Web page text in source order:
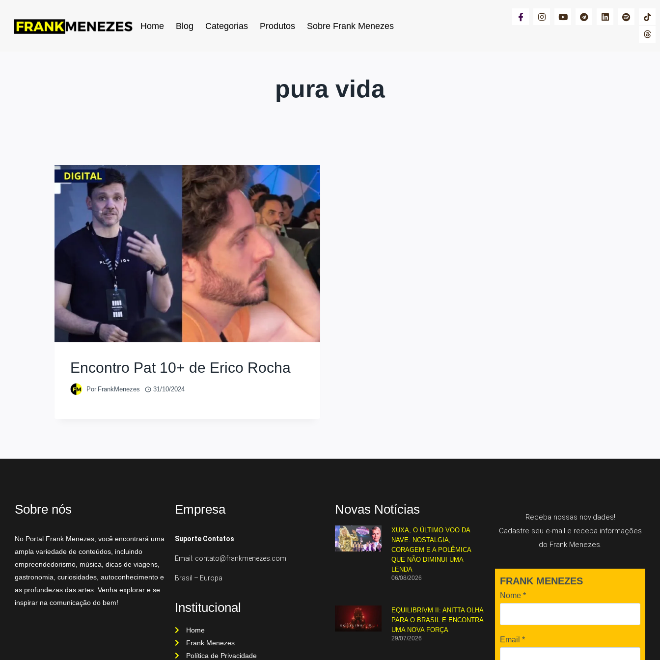
Home Blog Categorias Produtos Sobre Frank Menezes
pura vida
Encontro Pat 10+ de Erico Rocha
Por FrankMenezes 31/10/2024
Sobre nós
No Portal Frank Menezes, você encontrará uma
ampla variedade de conteúdos, incluindo
empreendedorismo, música, dicas de viagens,
gastronomia, curiosidades, autoconhecimento e
as profundezas das artes. Venha explorar e se
inspirar na comunicação do bem!
Empresa
Suporte Contatos
Email: contato@frankmenezes.com
Brasil – Europa
Institucional
Home
Frank Menezes
Política de Privacidade
Novas Notícias
XUXA, O ÚLTIMO VOO DA
NAVE: NOSTALGIA,
CORAGEM E A POLÊMICA
QUE NÃO DIMINUI UMA
LENDA
06/08/2026
EQUILIBRIVM II: ANITTA OLHA
PARA O BRASIL E ENCONTRA
UMA NOVA FORÇA
29/07/2026
Receba nossas novidades!
Cadastre seu e-mail e receba informações
do Frank Menezes.
FRANK MENEZES
Nome *
Email *